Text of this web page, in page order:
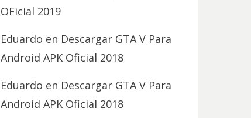
OFicial 2019
Eduardo en Descargar GTA V Para
Android APK Oficial 2018
Eduardo en Descargar GTA V Para
Android APK Oficial 2018